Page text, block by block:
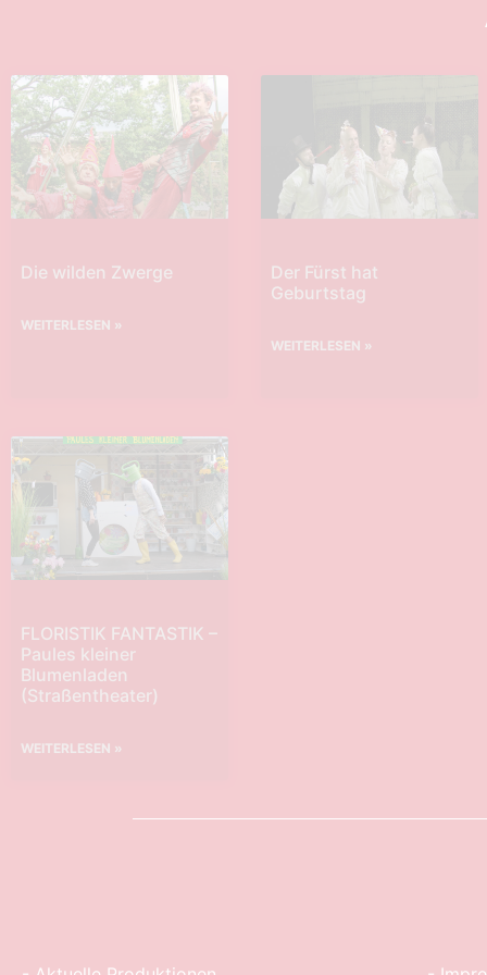
Die wilden Zwerge
WEITERLESEN »
Der Fürst hat
Geburtstag
WEITERLESEN »
FLORISTIK FANTASTIK –
Paules kleiner
Blumenladen
(Straßentheater)
WEITERLESEN »